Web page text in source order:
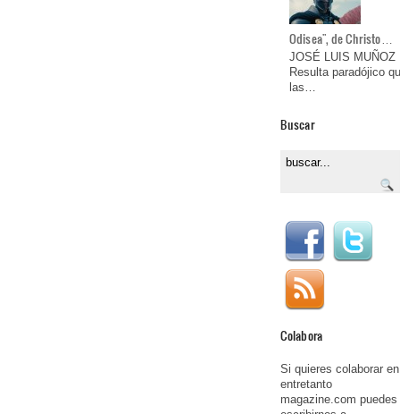
Odisea", de Christo…
JOSÉ LUIS MUÑOZ
Resulta paradójico
las…
Buscar
Colabora
Si quieres colaborar en
entretanto
magazine.com puedes